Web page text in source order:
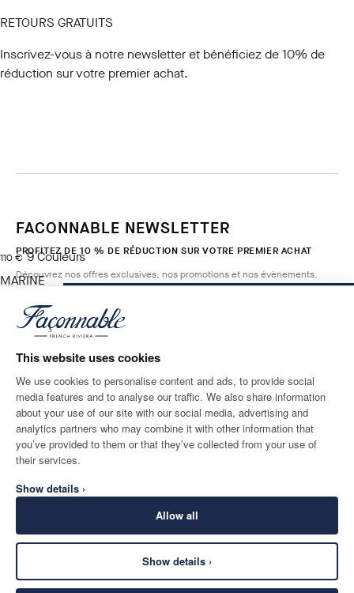
This website uses cookies
We use cookies to personalise content and ads, to provide social
media features and to analyse our traffic. We also share information
about your use of our site with our social media, advertising and
analytics partners who may combine it with other information that
you’ve provided to them or that they’ve collected from your use of
their services.
Show details ›
Allow all
Show details ›
RETOURS GRATUITS
Inscrivez-vous à notre newsletteret bénéficiez de 10% de
réduction sur votre premier achat.
110 €
current price 110 €
9Couleurs
MARINE
Taille
FACONNABLE NEWSLETTER
PROFITEZ DE 10 % DE RÉDUCTION SUR VOTRE PREMIER ACHAT
Découvrez nos offres exclusives, nos promotions et nos évènements.
E-mail*
ADRESSE POSTALE
France
LANGUE
Français
CONTACTEZ-NOUS
SECURE
©2026Façonnable